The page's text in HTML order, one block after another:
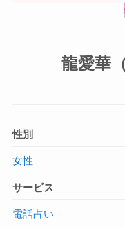
龍愛華
性別
女性
サービス
電話占い